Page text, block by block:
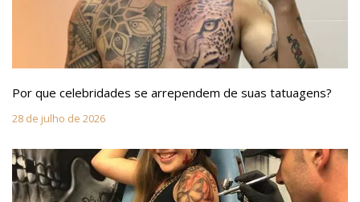
Por que celebridades se arrependem de suas tatuagens?
28 de julho de 2026